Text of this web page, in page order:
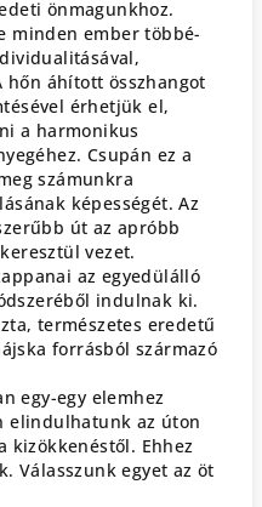
önmagunkhoz.
minden ember többé-
hőn áhított összhangot
érhetjük el,
a harmonikus
Csupán ez a
számunkra
képességét. Az
út az apróbb
vezet.
az egyedülálló
indulnak ki.
természetes eredetű
forrásból származó
egy-egy elemhez
elindulhatunk az úton
kizökkenéstől. Ehhez
Válasszunk egyet az öt